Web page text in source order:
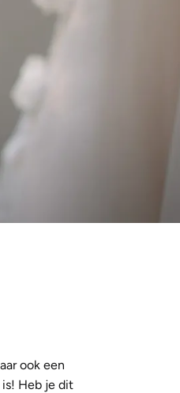
ook een
Heb je dit